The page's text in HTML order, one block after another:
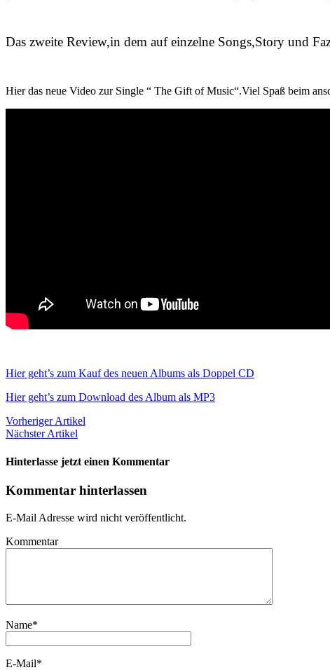
Das zweite Review,in dem auf einzelne Songs,Story und
Hier das neue Video zur Single “ The Gift of Music“.Viel Spaß beim
Hier geht’s zum Kauf des neuen Albums als Doppel CD
Hier geht’s zum Download des Album als MP3
Vorheriger Artikel
Nächster Artikel
Hinterlasse jetzt einen Kommentar
Kommentar hinterlassen
E-Mail Adresse wird nicht veröffentlicht.
Kommentar
Name*
E-Mail*